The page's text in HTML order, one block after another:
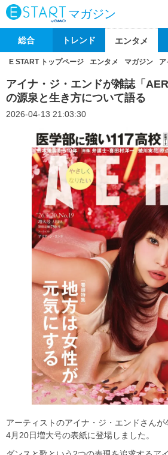
マガジン
総合 トレンド エンタメ
E START トップページ エンタメ マガジン
アイナ・ジ・エンドが雑誌「
の源泉と生き方について語る
2026-04-13 21:03:30
アーティストのアイナ・ジ・エンドさんが
4月20日増大号の表紙に登場しました。